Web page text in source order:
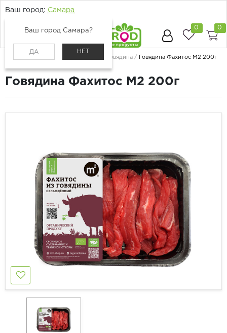
Ваш город: Самара
Ваш город Самара?
ДА НЕТ
0 0
Говядина Говядина Фахитос М2 200г
Говядина Фахитос М2 200г